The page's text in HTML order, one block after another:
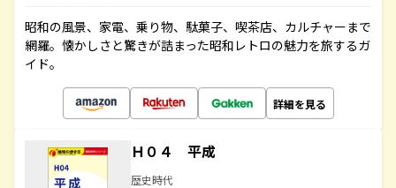
昭和の風景、家電、乗り物、駄菓子、喫茶店、カルチャーまで
網羅。懐かしさと驚きが詰まった昭和レトロの魅力を旅するガ
イド。
詳細を見る
Ｈ０４ 平成
歴史時代